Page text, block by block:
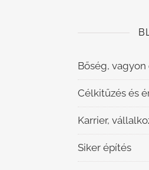
Bőség, vagyon
Célkitűzés és
Karrier,
Siker építés